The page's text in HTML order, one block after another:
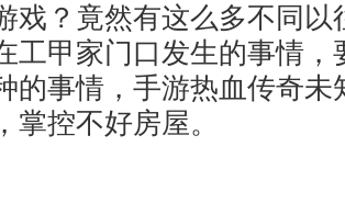
戏？竟然有这么多不同以
工甲家门口发生的事情，
的事情，手游热血传奇未
掌控不好房屋。